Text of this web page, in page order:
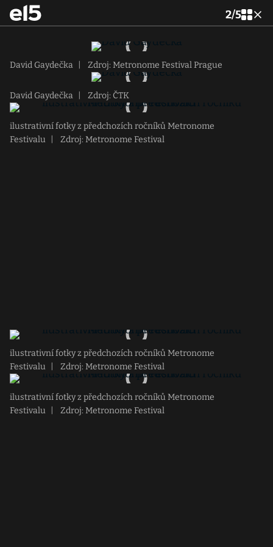
2/5
David Gaydečka Zdroj: Metronome Festival Prague
David Gaydečka Zdroj: ČTK
ilustrativní fotky z předchozích ročníků Metronome
Festivalu
Zdroj: Metronome Festival
ilustrativní fotky z předchozích ročníků Metronome
Festivalu
Zdroj: Metronome Festival
ilustrativní fotky z předchozích ročníků Metronome
Festivalu
Zdroj: Metronome Festival